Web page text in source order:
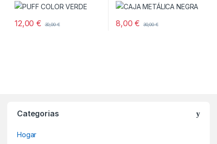
12,00€ 30,00€ 8,00€ 30,00€
Categorias
Hogar